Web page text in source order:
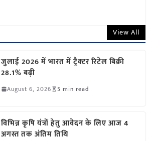
View All
जुलाई 2026 में भारत में ट्रैक्टर रिटेल बिक्री
28.1% बढ़ी
August 6, 2026 5 min read
विभिन्न कृषि यंत्रों हेतु आवेदन के लिए आज 4
अगस्त तक अंतिम तिथि